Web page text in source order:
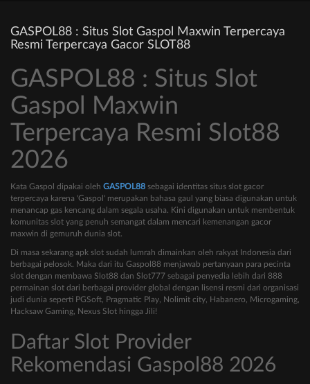
GASPOL88 : Situs Slot Gaspol Maxwin Terpercaya
Resmi Terpercaya Gacor SLOT88
GASPOL88 : Situs Slot
Gaspol Maxwin
Terpercaya Resmi Slot88
2026
Kata Gaspol dipakai oleh GASPOL88 sebagai identitas situs slot gacor
terpercaya karena 'Gaspol' merupakan bahasa gaul yang biasa digunakan untuk
menancap gas kencang dalam segala usaha. Kini digunakan untuk membentuk
komunitas slot yang penuh semangat dalam mencari kemenangan gacor
maxwin di gemuruh dunia slot.
Di masa sekarang apk slot sudah lumrah dimainkan oleh rakyat Indonesia dari
berbagai pelosok. Maka dari itu Gaspol88 menjawab pertanyaan para pecinta
slot dengan membawa Slot88 dan Slot777 sebagai penyedia lebih dari 888
permainan slot dari berbagai provider global dengan lisensi resmi dari organisasi
judi dunia seperti PGSoft, Pragmatic Play, Nolimit city, Habanero, Microgaming,
Hacksaw Gaming, Nexus Slot hingga Jili!
Daftar Slot Provider
Rekomendasi Gaspol88 2026